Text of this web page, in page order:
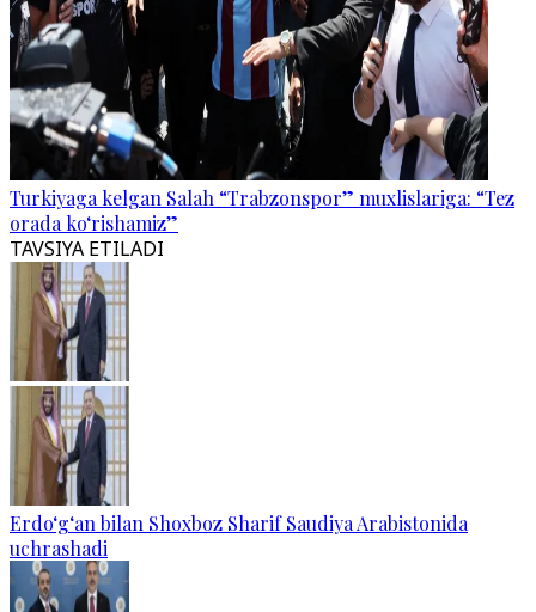
Turkiyaga kelgan Salah “Trabzonspor” muxlislariga: “Tez
orada ko‘rishamiz”
TAVSIYA ETILADI
Erdo‘g‘an bilan Shoxboz Sharif Saudiya Arabistonida
uchrashadi